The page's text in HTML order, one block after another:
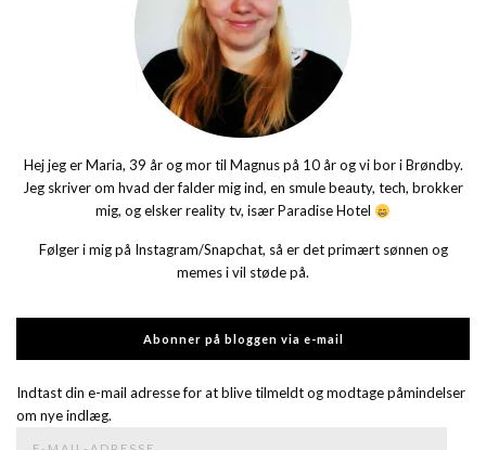
Hej jeg er Maria, 39 år og mor til Magnus på 10 år og vi bor i Brøndby.
Jeg skriver om hvad der falder mig ind, en smule beauty, tech, brokker
mig, og elsker reality tv, især Paradise Hotel
Følger i mig på Instagram/Snapchat, så er det primært sønnen og
memes i vil støde på.
Abonner på bloggen via e-mail
Indtast din e-mail adresse for at blive tilmeldt og modtage påmindelser
om nye indlæg.